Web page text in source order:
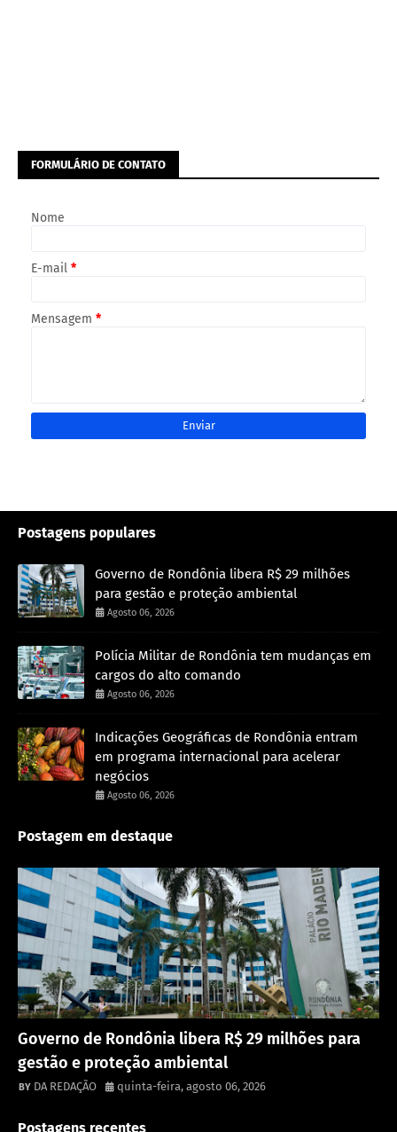
FORMULÁRIO DE CONTATO
Nome
E-mail *
Mensagem *
Postagens populares
Governo de Rondônia libera R$ 29 milhões
para gestão e proteção ambiental
Agosto 06, 2026
Polícia Militar de Rondônia tem mudanças em
cargos do alto comando
Agosto 06, 2026
Indicações Geográficas de Rondônia entram
em programa internacional para acelerar
negócios
Agosto 06, 2026
Postagem em destaque
Governo de Rondônia libera R$ 29 milhões para
gestão e proteção ambiental
DA REDAÇÃO quinta-feira, agosto 06, 2026
Postagens recentes